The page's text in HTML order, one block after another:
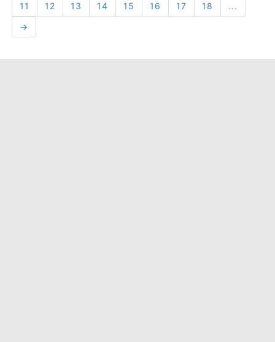
11
12 13 14 15 16 17 18
...
→